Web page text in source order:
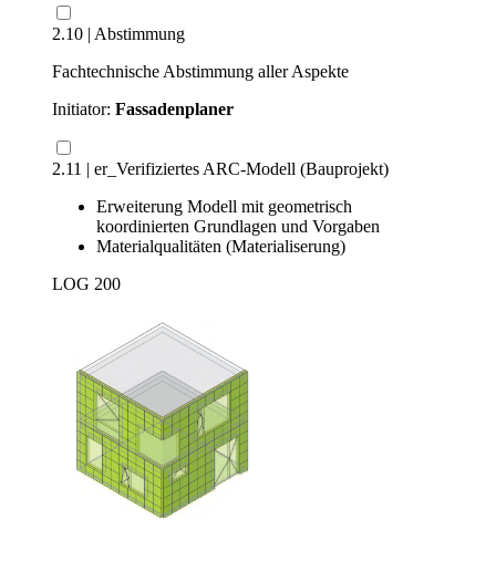
2.10 | Abstimmung
Fachtechnische Abstimmung aller Aspekte
Initiator: Fassadenplaner
2.11 | er_Verifiziertes ARC-Modell (Bauprojekt)
Erweiterung Modell mit geometrisch
koordinierten Grundlagen und Vorgaben
Materialqualitäten (Materialiserung)
LOG 200